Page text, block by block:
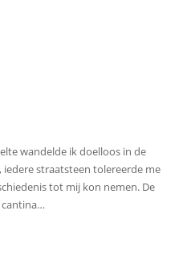
wandelde ik doelloos in de
straatsteen tolereerde me
tot mij kon nemen. De
cantina…